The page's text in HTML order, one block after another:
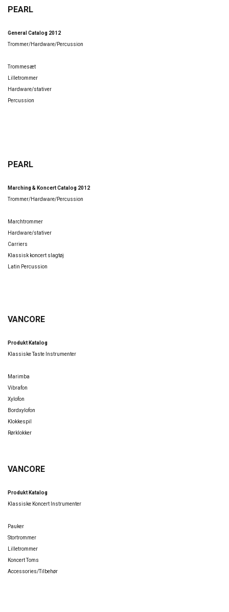
PEARL
General Catalog 2012
Trommer/Hardware/Percussion
Trommesæt
Lilletrommer
Hardware/stativer
Percussion
PEARL
Marching & Koncert Catalog 2012
Trommer/Hardware/Percussion
Marchtrommer
Hardware/stativer
Carriers
Klassisk koncert slagtøj
Latin Percussion
VANCORE
Produkt Katalog
Klassiske Taste Instrumenter
Marimba
Vibrafon
Xylofon
Bordxylofon
Klokkespil
Rørklokker
VANCORE
Produkt Katalog
Klassiske Koncert Instrumenter
Pauker
Stortrommer
Lilletrommer
Koncert Toms
Accessories/Tilbehør